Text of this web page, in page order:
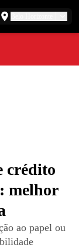
crédito
melhor
ao papel ou